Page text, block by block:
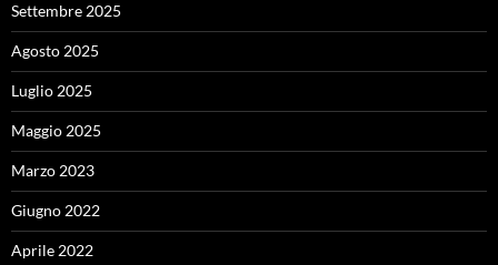
Settembre 2025
Agosto 2025
Luglio 2025
Maggio 2025
Marzo 2023
Giugno 2022
Aprile 2022